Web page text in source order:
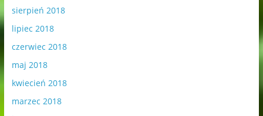
sierpień 2018
lipiec 2018
czerwiec 2018
maj 2018
kwiecień 2018
marzec 2018